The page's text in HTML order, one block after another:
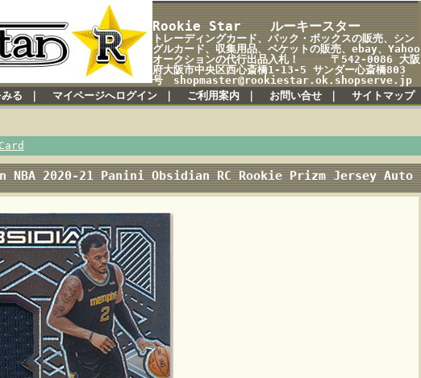
Rookie Star ルーキースター
トレーディングカード、パック・ボックスの販売、シン
グルカード、収集用品、ベケットの販売、ebay、Yahoo
オークションの代行出品入札！ 〒542-0086 大阪
府大阪市中央区西心斎橋1-13-5 サンダー心斎橋803
号 shopmaster@rookiestar.ok.shopserve.jp
る
マイページへログイン ご利用案内 お問い合せ サイトマップ
NBA 2020-21 Panini Obsidian RC Rookie Prizm Jersey Auto